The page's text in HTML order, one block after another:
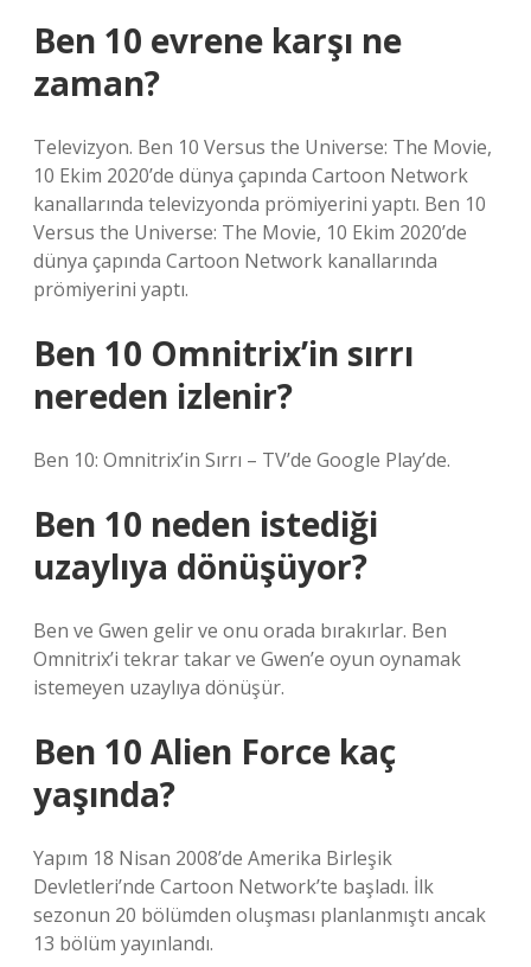
Ben 10 evrene karşı ne
zaman?
Televizyon. Ben 10 Versus the Universe: The Movie,
10 Ekim 2020’de dünya çapında Cartoon Network
kanallarında televizyonda prömiyerini yaptı. Ben 10
Versus the Universe: The Movie, 10 Ekim 2020’de
dünya çapında Cartoon Network kanallarında
prömiyerini yaptı.
Ben 10 Omnitrix’in sırrı
nereden izlenir?
Ben 10: Omnitrix’in Sırrı – TV’de Google Play’de.
Ben 10 neden istediği
uzaylıya dönüşüyor?
Ben ve Gwen gelir ve onu orada bırakırlar. Ben
Omnitrix’i tekrar takar ve Gwen’e oyun oynamak
istemeyen uzaylıya dönüşür.
Ben 10 Alien Force kaç
yaşında?
Yapım 18 Nisan 2008’de Amerika Birleşik
Devletleri’nde Cartoon Network’te başladı. İlk
sezonun 20 bölümden oluşması planlanmıştı ancak
13 bölüm yayınlandı.